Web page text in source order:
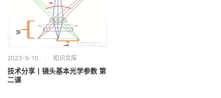
2023-5-10 知识文库
技术分享丨镜头基本光学参数 第
二课